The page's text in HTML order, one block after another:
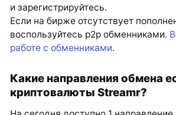
и зарегистрируйтесь.
Если на бирже отсутствует
воспользуйтесь p2p обменниками.
работе с обменниками.
Какие направления обмена
криптовалюты Streamr?